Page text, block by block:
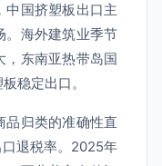
中国挤塑板出口主
。海外建筑业季节
，东南亚热带岛国
稳定出口。
品归类的准确性直
退税率。2025年